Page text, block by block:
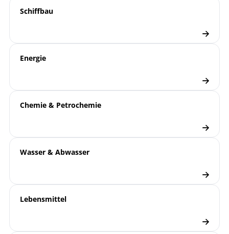
DNV | Zertifikat | Manometer | Standort
Schiffbau
Energie
Chemie & Petrochemie
Wasser & Abwasser
Lebensmittel